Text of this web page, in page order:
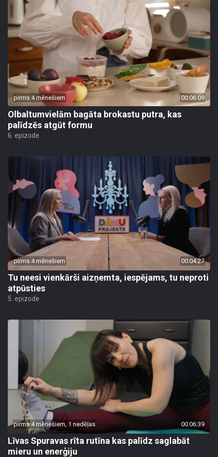
pirms 4 mēnešiem 00:06:09
Olbaltumvielām bagāta brokastu putra, kas
palīdzēs atgūt formu
6. epizode
pirms 4 mēnešiem 00:04:27
Tu neesi vienkārši aizņemta, iespējams, tu neproti
atpūsties
5. epizode
pirms 4 mēnešiem, 1 nedēļas 00:06:39
Līvas Spuravas rīta rutīna kas palīdz saglabāt
mieru un enerģiju